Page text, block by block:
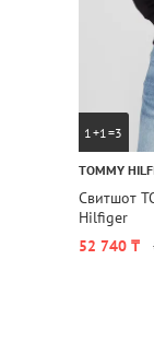
1+1=3
TOMMY
Свитшот
Hilfiger
52 740 ₸